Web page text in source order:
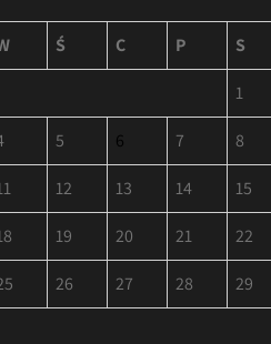
Ś C P S
1
5 6 7 8
12 13 14 15
19 20 21 22
26 27 28 29